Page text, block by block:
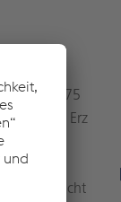
an
von 675
Erz
ermöglicht